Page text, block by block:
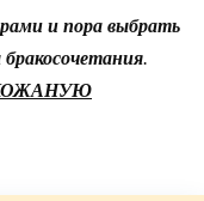
и пора выбрать
.